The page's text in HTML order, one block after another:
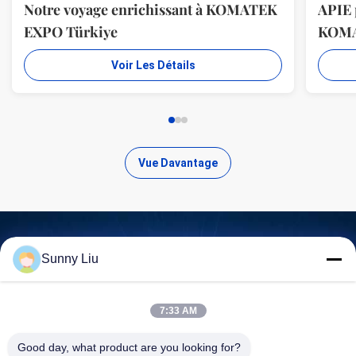
Notre voyage enrichissant à KOMATEK
EXPO Türkiye
Voir Les Détails
Vue Davantage
Trouvez des produits de haute
qualité
Sunny Liu
7:33 AM
Good day, what product are you looking for?